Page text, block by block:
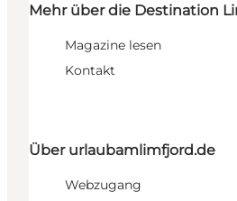
Mehr über die Destination
Magazine lesen
Kontakt
Über urlaubamlimfjord.de
Webzugang